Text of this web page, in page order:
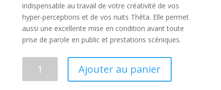
indispensable au travail de votre créativité de vos
hyper-perceptions et de vos nuits Thêta. Elle permet
aussi une excellente mise en condition avant toute
prise de parole en public et prestations scéniques.
Ajouter au panier